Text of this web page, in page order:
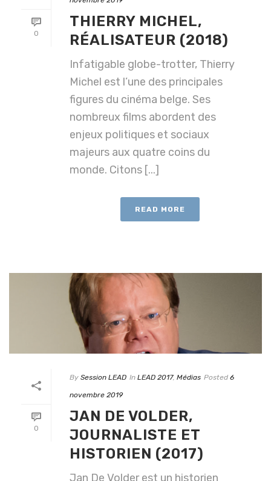
0
THIERRY MICHEL,
RÉALISATEUR (2018)
Infatigable globe-trotter, Thierry
Michel est l’une des principales
figures du cinéma belge. Ses
nombreux films abordent des
enjeux politiques et sociaux
majeurs aux quatre coins du
monde. Citons [...]
READ MORE
0
By Session LEAD In LEAD 2017, Médias Posted 6
novembre 2019
JAN DE VOLDER,
JOURNALISTE ET
HISTORIEN (2017)
Jan De Volder est un historien